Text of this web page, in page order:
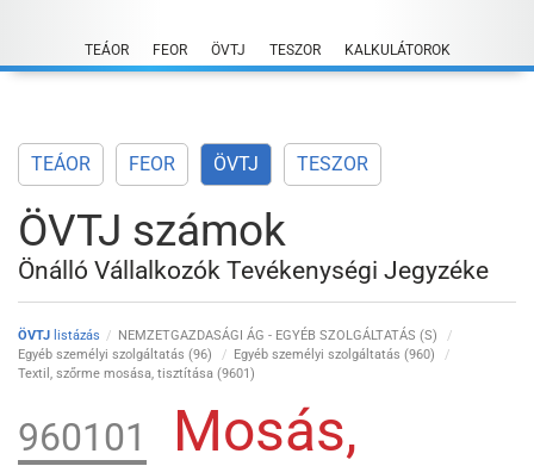
content
TEÁOR FEOR ÖVTJ TESZOR KALKULÁTOROK
TEÁOR FEOR ÖVTJ TESZOR
ÖVTJ számok
Önálló Vállalkozók Tevékenységi Jegyzéke
ÖVTJ listázás
NEMZETGAZDASÁGI ÁG - EGYÉB SZOLGÁLTATÁS (S)
Egyéb személyi szolgáltatás (96)
Egyéb személyi szolgáltatás (960)
Textil, szőrme mosása, tisztítása (9601)
960101
Mosás,